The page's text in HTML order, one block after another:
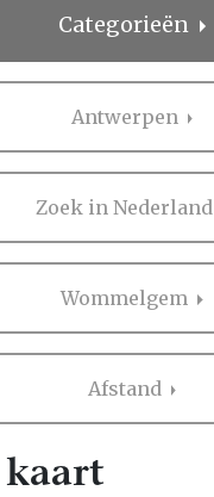
Categorieën
Antwerpen
Zoek in Nederland
Wommelgem
Afstand
kaart